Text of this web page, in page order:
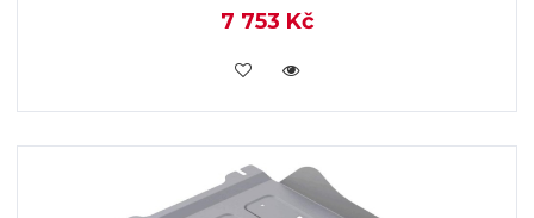
7 753 Kč
KOUPIT